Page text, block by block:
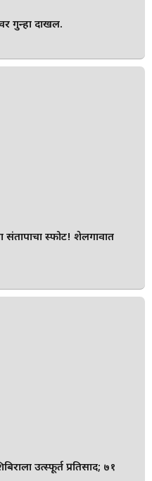
गुन्हा दाखल.
स्फोट! शेलगावात
उत्स्फूर्त प्रतिसाद; ७१